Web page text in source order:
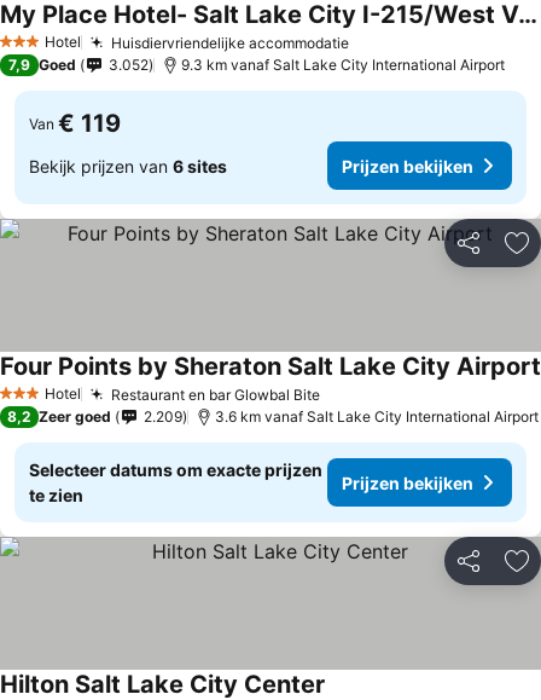
3 SterrenHotel Huisdiervriendelijke accommodatiePrijzen bekijken
My Place Hotel- Salt Lake City I-215/West Valley City, UT
Prijzen bekijken
7,9 Goed 3.052 9.3 km vanaf Salt Lake City International Airport
Van € 119
Bekijk prijzen van 6 sites Prijzen bekijken
Delen
3 SterrenHotel Restaurant en bar Glowbal BitePrijzen bekijken
Four Points by Sheraton Salt Lake City Airport
8,2 Zeer goed 2.209 3.6 km vanaf Salt Lake City International Airport
Selecteer datums om exacte prijzen
te zien
Prijzen bekijken
Delen
Hilton Salt Lake City Center